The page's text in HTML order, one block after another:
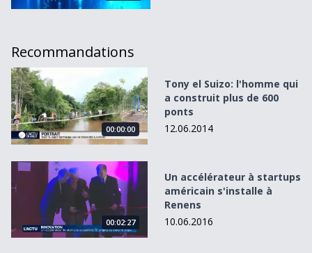
Recommandations
Tony el Suizo: l&#039;homme qui a construit plus de 600
00:00:00
Tony el Suizo: l'homme qui
a construit plus de 600
ponts
12.06.2014
Un accélérateur à startups américain s&#039;installe à
00:02:27
Un accélérateur à startups
américain s'installe à
Renens
10.06.2016